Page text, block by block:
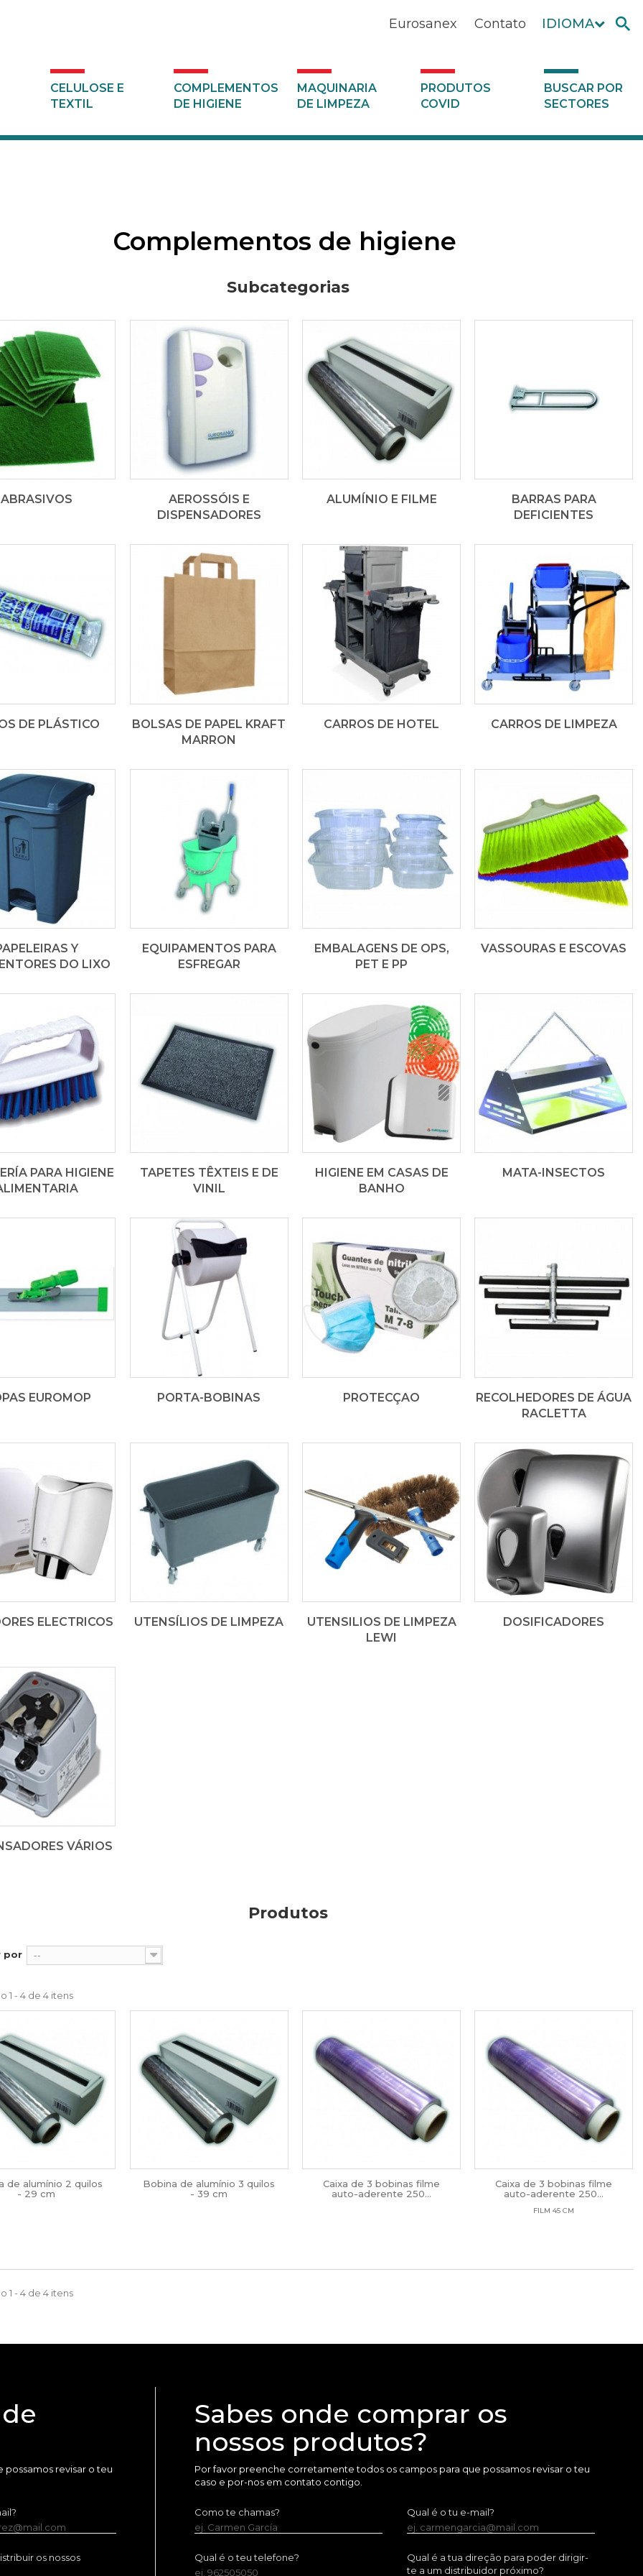
IDIOMA
Contato
Eurosanex
CELULOSE E
TEXTIL
COMPLEMENTOS
DE HIGIENE
MAQUINARIA
DE LIMPEZA
PRODUTOS
COVID
BUSCAR POR
SECTORES
Complementos de higiene
Subcategorias
ABRASIVOS
AEROSSÓIS E
DISPENSADORES
ALUMÍNIO E FILME
BARRAS PARA
DEFICIENTES
DE PLÁSTICO
BOLSAS DE PAPEL KRAFT
MARRON
CARROS DE HOTEL CARROS DE LIMPEZA
Y
DO LIXO
EQUIPAMENTOS PARA
ESFREGAR
EMBALAGENS DE OPS,
PET E PP
VASSOURAS E ESCOVAS
PARA HIGIENE
TAPETES TÊXTEIS E DE
VINIL
HIGIENE EM CASAS DE
BANHO
MATA-INSECTOS
EUROMOP PORTA-BOBINAS PROTECÇAO
RECOLHEDORES DE ÁGUA
RACLETTA
ELECTRICOS UTENSÍLIOS DE LIMPEZA
UTENSILIOS DE LIMPEZA
LEWI
DOSIFICADORES
VÁRIOS
Produtos
por --
1 - 4 de 4 itens
de alumínio 2 quilos
- 29 cm
Bobina de alumínio 3 quilos
- 39 cm
Caixa de 3 bobinas filme
auto-aderente 250...
Caixa de 3 bobinas filme
auto-aderente 250...
FILM 45 CM
1 - 4 de 4 itens
revisar o teu
os nossos
Sabes onde comprar os
nossos produtos?
Por favor preenche corretamente todos os campos para que possamos revisar o teu
caso e por-nos em contato contigo.
Como te chamas?
ej. Carmen García
Qual é o tu e-mail?
ej. carmengarcia@mail.com
Qual é o teu telefone?
ej. 962505050
Qual é a tua direção para poder dirigir-
te a um distribuidor próximo?